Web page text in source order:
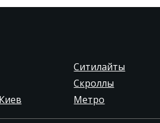
Ситилайты
Скроллы
Метро